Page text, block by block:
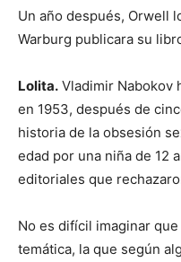
Un año después, Orwell
Warburg publicara su
Lolita. Vladimir Nabokov
en 1953, después de
historia de la obsesión
edad por una niña de 12
editoriales que
No es difícil imaginar
temática, la que según